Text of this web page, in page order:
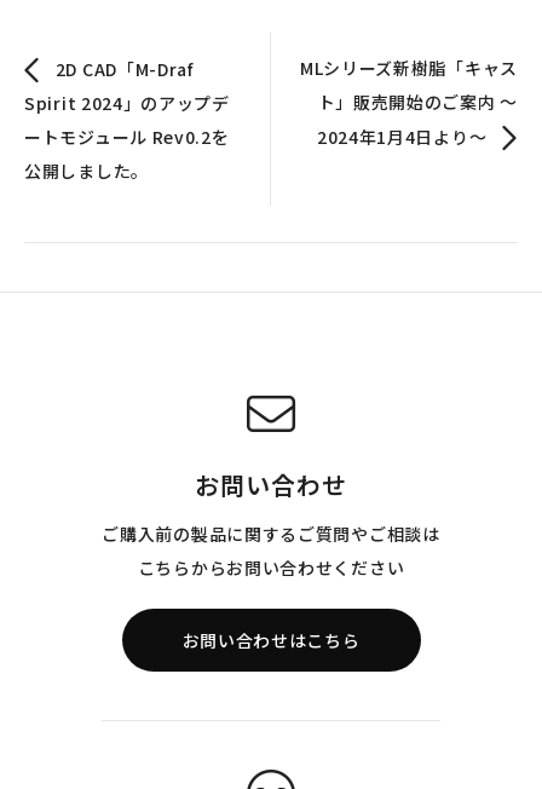
2D CAD「M-Draf
Spirit 2024」のアップデ
ートモジュール Rev0.2を
公開しました。
MLシリーズ新樹脂「キャス
ト」販売開始のご案内 ～
2024年1月4日より～
お問い合わせ
ご購入前の製品に関するご質問やご相談は
こちらからお問い合わせください
お問い合わせはこちら